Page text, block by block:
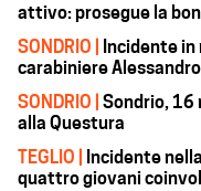
attivo: prosegue la
SONDRIO |
Incidente in
carabiniere
SONDRIO | Sondrio, 16
alla Questura
TEGLIO |
Incidente
quattro giovani